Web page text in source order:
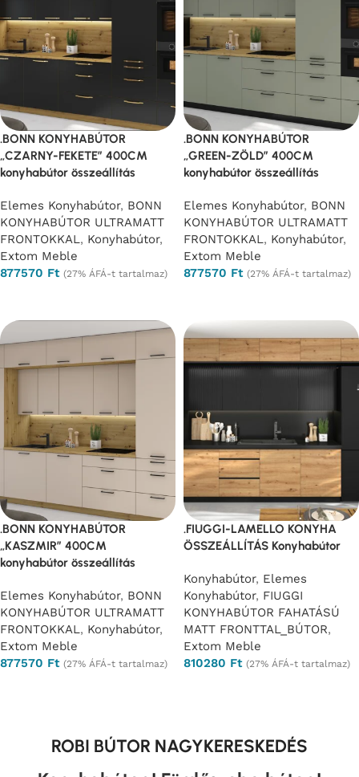
.BONN KONYHABÚTOR
„CZARNY-FEKETE” 400CM
konyhabútor összeállítás
Elemes Konyhabútor, BONN
KONYHABÚTOR ULTRAMATT
FRONTOKKAL, Konyhabútor,
Extom Meble
877570 Ft (27% ÁFÁ-t tartalmaz)
.BONN KONYHABÚTOR
„KASZMIR” 400CM
konyhabútor összeállítás
Elemes Konyhabútor, BONN
KONYHABÚTOR ULTRAMATT
FRONTOKKAL, Konyhabútor,
Extom Meble
877570 Ft (27% ÁFÁ-t tartalmaz)
.BONN KONYHABÚTOR
„GREEN-ZÖLD” 400CM
konyhabútor összeállítás
Elemes Konyhabútor, BONN
KONYHABÚTOR ULTRAMATT
FRONTOKKAL, Konyhabútor,
Extom Meble
877570 Ft (27% ÁFÁ-t tartalmaz)
.FIUGGI-LAMELLO KONYHA
ÖSSZEÁLLÍTÁS Konyhabútor
Konyhabútor, Elemes
Konyhabútor, FIUGGI
KONYHABÚTOR FAHATÁSÚ
MATT FRONTTAL_BÚTOR,
Extom Meble
810280 Ft (27% ÁFÁ-t tartalmaz)
ROBI BÚTOR NAGYKERESKEDÉS